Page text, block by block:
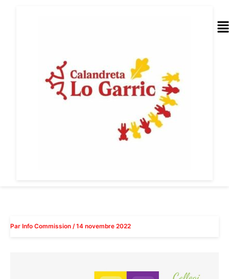
Par Info Commission /14 novembre 2022